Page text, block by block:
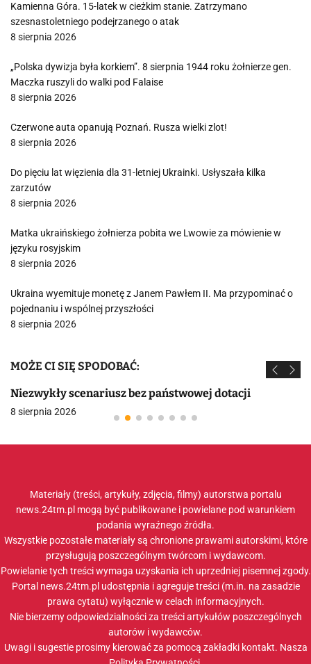
Kamienna Góra. 15-latek w cieżkim stanie. Zatrzymano
szesnastoletniego podejrzanego o atak
8 sierpnia 2026
„Polska dywizja była korkiem”. 8 sierpnia 1944 roku żołnierze gen.
Maczka ruszyli do walki pod Falaise
8 sierpnia 2026
Czerwone auta opanują Poznań. Rusza wielki zlot!
8 sierpnia 2026
Do pięciu lat więzienia dla 31-letniej Ukrainki. Usłyszała kilka
zarzutów
8 sierpnia 2026
Matka ukraińskiego żołnierza pobita we Lwowie za mówienie w
języku rosyjskim
8 sierpnia 2026
Ukraina wyemituje monetę z Janem Pawłem II. Ma przypominać o
pojednaniu i wspólnej przyszłości
8 sierpnia 2026
MOŻE CI SIĘ SPODOBAĆ:
Niezwykły scenariusz bez państwowej dotacji
8 sierpnia 2026
Materiały (treści, artykuły, zdjęcia, filmy) autorstwa portalu
news.24tm.pl mogą być publikowane i powielane pod warunkiem
podania wyraźnego źródła.
Wszystkie pozostałe materiały są chronione prawami autorskimi, które
przysługują poszczególnym twórcom i wydawcom.
Powielanie tych treści wymaga uzyskania ich uprzedniej pisemnej zgody.
Portal news.24tm.pl udostępnia i agreguje treści (m.in. na zasadzie
prawa cytatu) wyłącznie w celach informacyjnych.
Nie bierzemy odpowiedzialności za treści artykułów poszczególnych
autorów i wydawców.
Uwagi i sugestie prosimy kierować za pomocą zakładki kontakt. Nasza